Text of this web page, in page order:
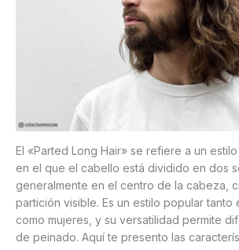
El «Parted Long Hair» se refiere a un
en el que el cabello está dividido en dos
generalmente en el centro de la cabeza,
partición visible. Es un estilo popular tanto
como mujeres, y su versatilidad permite
de peinado. Aquí te presento las